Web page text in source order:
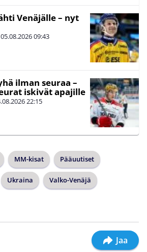
Venäjälle – nyt
05.08.202609:43
ilman seuraa –
iskivät apajille
22:15
MM-kisat Pääuutiset
Ukraina Valko-Venäjä
Jaa